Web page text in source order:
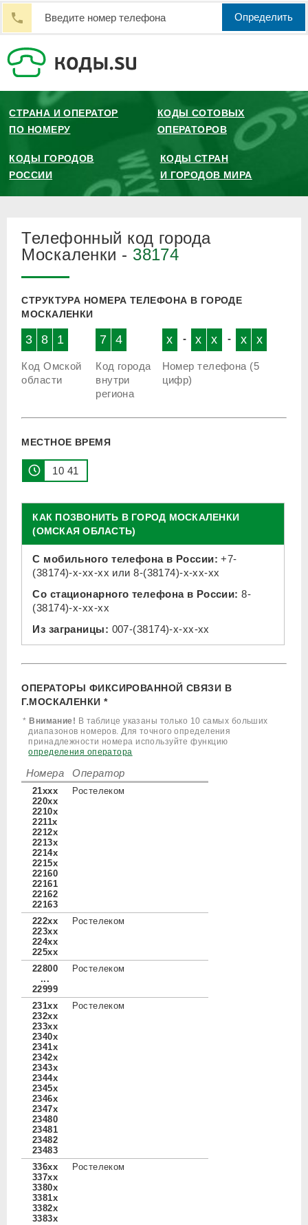
Определить
СТРАНА И ОПЕРАТОР
ПО НОМЕРУ
КОДЫ СОТОВЫХ
ОПЕРАТОРОВ
КОДЫ ГОРОДОВ
РОССИИ
КОДЫ СТРАН
И ГОРОДОВ МИРА
Телефонный код города
Москаленки - 38174
СТРУКТУРА НОМЕРА ТЕЛЕФОНА В ГОРОДЕ
МОСКАЛЕНКИ
3 8 1
Код Омской
области
7 4
Код города
внутри
региона
x - x x - x x
Номер телефона (5
цифр)
МЕСТНОЕ ВРЕМЯ
10 41
КАК ПОЗВОНИТЬ В ГОРОД МОСКАЛЕНКИ
(ОМСКАЯ ОБЛАСТЬ)
С мобильного телефона в России: +7-
(38174)-x-xx-xx или8-(38174)-x-xx-xx
Со стационарного телефона в России: 8-
(38174)-x-xx-xx
Из заграницы: 007-(38174)-x-xx-xx
ОПЕРАТОРЫ ФИКСИРОВАННОЙ СВЯЗИ В
Г.МОСКАЛЕНКИ *
* Внимание! В таблице указаны только 10 самых больших
диапазонов номеров. Для точного определения
принадлежности номера используйте функцию
определения оператора
Номера Оператор
21xxx
220xx
2210x
2211x
2212x
2213x
2214x
2215x
22160
22161
22162
22163
Ростелеком
222xx
223xx
224xx
225xx
Ростелеком
22800
...
22999
Ростелеком
231xx
232xx
233xx
2340x
2341x
2342x
2343x
2344x
2345x
2346x
2347x
23480
23481
23482
23483
Ростелеком
336xx
337xx
3380x
3381x
3382x
3383x
Ростелеком